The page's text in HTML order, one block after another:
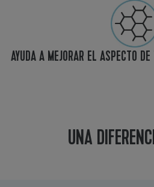
AYUDA A MEJORAR EL ASPECTO
UNA